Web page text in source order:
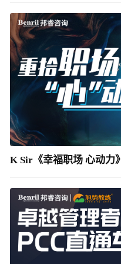
K Sir《幸福职场 心动力》